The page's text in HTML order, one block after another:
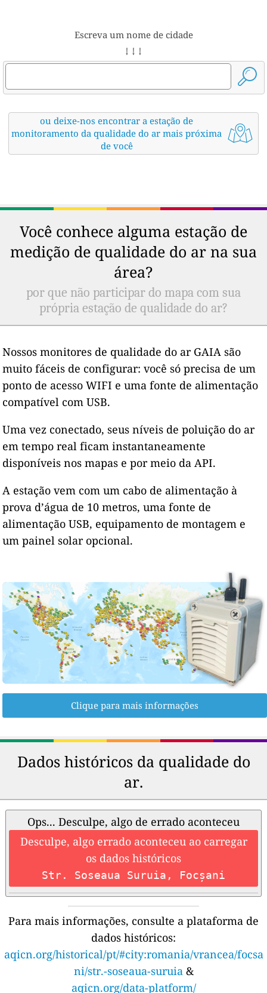
Escreva um nome de cidade
↓ ↓ ↓
ou deixe-nos encontrar a estação de
monitoramento da qualidade do ar mais próxima
de você
Você conhece alguma estação de
medição de qualidade do ar na sua
área?
por que não participar do mapa com sua
própria estação de qualidade do ar?
Nossos monitores de qualidade do ar GAIA são
muito fáceis de configurar: você só precisa de um
ponto de acesso WIFI e uma fonte de alimentação
compatível com USB.
Uma vez conectado, seus níveis de poluição do ar
em tempo real ficam instantaneamente
disponíveis nos mapas e por meio da API.
A estação vem com um cabo de alimentação à
prova d’água de 10 metros, uma fonte de
alimentação USB, equipamento de montagem e
um painel solar opcional.
Clique para mais informações
Dados históricos da qualidade do
ar.
Ops... Desculpe, algo de errado aconteceu
Desculpe, algo errado aconteceu ao carregar
os dados históricos
Str. Soseaua Suruia, Focșani
Para mais informações, consulte a plataforma de
dados históricos:
aqicn.org/historical/pt/#city:romania/vrancea/focsa
ni/str.-soseaua-suruia&
aqicn.org/data-platform/